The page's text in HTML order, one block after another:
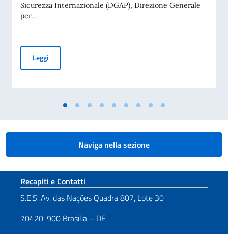
Sicurezza Internazionale (DGAP), Direzione Generale
per...
LeggiAvviso di pubblicità per contributi a soggetti privati per
Naviga nella sezione
Sezione footer
Recapiti e Contatti
S.E.S. Av. das Nações Quadra 807, Lote 30
70420-900 Brasilia – DF